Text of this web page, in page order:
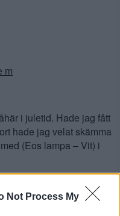
Not Process My
m
i juletid. Hade jag fått
hade jag velat skämma
(Eos lampa – Vit) i